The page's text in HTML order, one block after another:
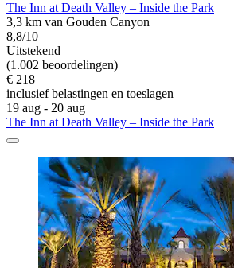
The Inn at Death Valley – Inside the Park
3,3 km van Gouden Canyon
8,8/10
Uitstekend
(1.002 beoordelingen)
€ 218
inclusief belastingen en toeslagen
19 aug - 20 aug
The Inn at Death Valley – Inside the Park